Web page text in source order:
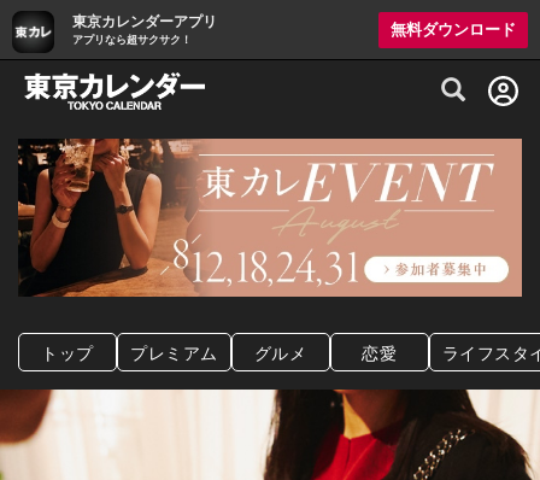
東京カレンダーアプリ
アプリなら超サクサク！
無料ダウンロード
グルメ情報・プレミアムレストラン予約
トップ プレミアム グルメ 恋愛 ライフスタ